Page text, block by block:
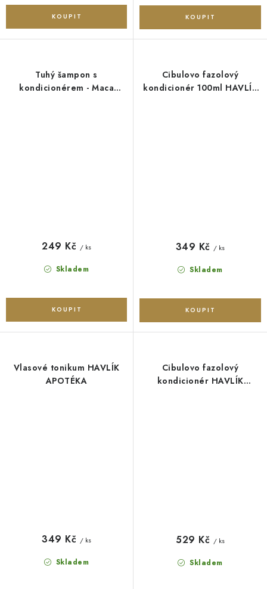
Tuhý šampon s
kondicionérem - Maca
Skladem
249 Kč / ks
Cibulovo fazolový
kondicionér 100ml HAVLÍK
Skladem
349 Kč / ks
Vlasové tonikum HAVLÍK
APOTÉKA
Skladem
349 Kč / ks
Cibulovo fazolový
kondicionér HAVLÍK
Skladem
529 Kč / ks